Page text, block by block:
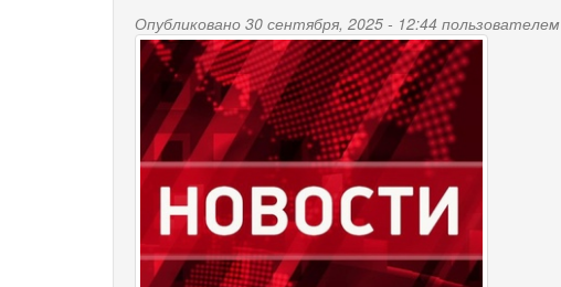
Опубликовано 30 сентября, 2025 - 12:44 пользователем